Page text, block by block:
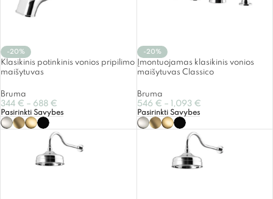
-20%
Klasikinis potinkinis vonios pripilimo
maišytuvas
Bruma
344 € – 688 €
Pasirinkti Savybes
-20%
Įmontuojamas klasikinis vonios
maišytuvas Classico
Bruma
546 € – 1,093 €
Pasirinkti Savybes